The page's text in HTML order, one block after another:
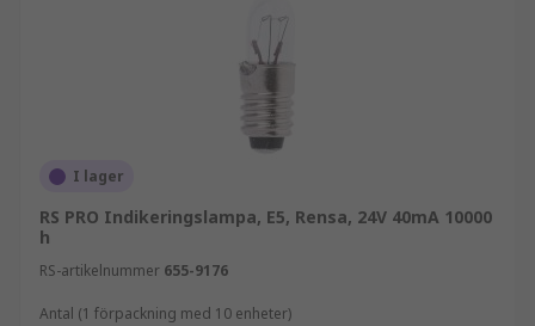
I lager
RS PRO Indikeringslampa, E5, Rensa, 24V 40mA 10000
h
RS-artikelnummer 655-9176
Antal (1 förpackning med 10 enheter)